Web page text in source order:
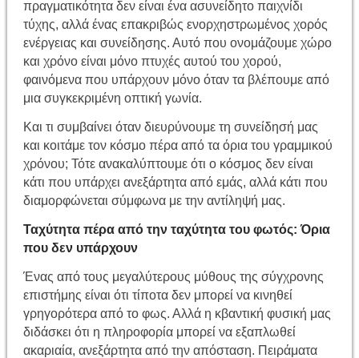
πραγματικότητα δεν είναι ένα ασυνείδητο παιχνίδι
τύχης, αλλά ένας επακριβώς ενορχηστρωμένος χορός
ενέργειας και συνείδησης. Αυτό που ονομάζουμε χώρο
και χρόνο είναι μόνο πτυχές αυτού του χορού,
φαινόμενα που υπάρχουν μόνο όταν τα βλέπουμε από
μια συγκεκριμένη οπτική γωνία.
Και τι συμβαίνει όταν διευρύνουμε τη συνείδησή μας
και κοιτάμε τον κόσμο πέρα ​​από τα όρια του γραμμικού
χρόνου; Τότε ανακαλύπτουμε ότι ο κόσμος δεν είναι
κάτι που υπάρχει ανεξάρτητα από εμάς, αλλά κάτι που
διαμορφώνεται σύμφωνα με την αντίληψή μας.
Ταχύτητα πέρα από την ταχύτητα του φωτός: Όρια
που δεν υπάρχουν
Ένας από τους μεγαλύτερους μύθους της σύγχρονης
επιστήμης είναι ότι τίποτα δεν μπορεί να κινηθεί
γρηγορότερα από το φως. Αλλά η κβαντική φυσική μας
διδάσκει ότι η πληροφορία μπορεί να εξαπλωθεί
ακαριαία, ανεξάρτητα από την απόσταση. Πειράματα